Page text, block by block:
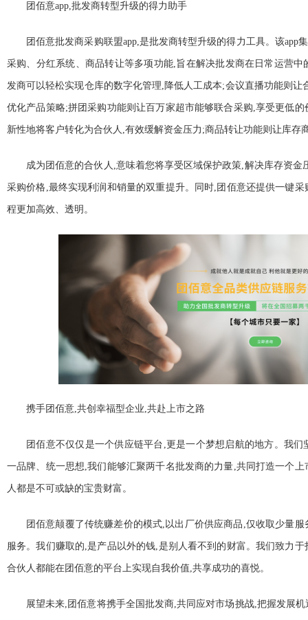
团佰意app,批发商转型升级的得力助手
团佰意批发商采购联盟app,是批发商转型升级的得力工具。该app
采购、分红系统、商品转让等多项功能,旨在解决批发商在日常运营
发商可以轻松实现仓库的数字化管理,降低人工成本;会议直播功能则让
优化产品策略;拼团采购功能则让百万家超市能够联合采购,享受更低
新性地将客户转化为合伙人,有效缓解资金压力;商品转让功能则让库存
成为团佰意的合伙人,意味着您将享受区域保护政策,解决库存资金
采购价格,最终实现利润和销量的双重提升。同时,团佰意还提供一键
程更加高效、透明。
携手团佰意,共创幸福型企业,共赴上市之路
团佰意不仅仅是一个供应链平台,更是一个梦想启航的地方。我
一品牌、统一思想,我们能够汇聚两千名批发商的力量,共同打造一个
人都是不可或缺的宝贵财富。
团佰意颠覆了传统赚差价的模式,以出厂价供应商品,仅收取少量
服务。我们赚取的,是产品以外的钱,是别人看不到的财富。我们致力
合伙人都能在团佰意的平台上实现自我价值,共享成功的喜悦。
展望未来,团佰意将携手全国批发商,共同应对市场挑战,把握发展